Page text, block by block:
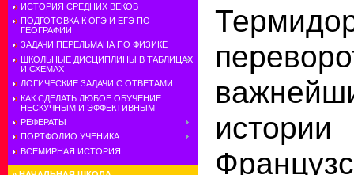
ИСТОРИЯ СРЕДНИХ ВЕКОВ
ПОДГОТОВКА К ОГЭ И ЕГЭ ПО
ГЕОГРАФИИ
ЗАДАЧИ ПЕРЕЛЬМАНА ПО ФИЗИКЕ
ШКОЛЬНЫЕ ДИСЦИПЛИНЫ В ТАБЛИЦАХ
И СХЕМАХ
ЛОГИЧЕСКИЕ ЗАДАЧИ С ОТВЕТАМИ
КАК СДЕЛАТЬ ЛЮБОЕ ОБУЧЕНИЕ
НЕСКУЧНЫМ И ЭФФЕКТИВНЫМ
РЕФЕРАТЫ
ПОРТФОЛИО УЧЕНИКА
ВСЕМИРНАЯ ИСТОРИЯ